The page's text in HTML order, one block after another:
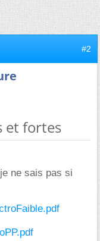
#2
et fortes
ne sais pas si